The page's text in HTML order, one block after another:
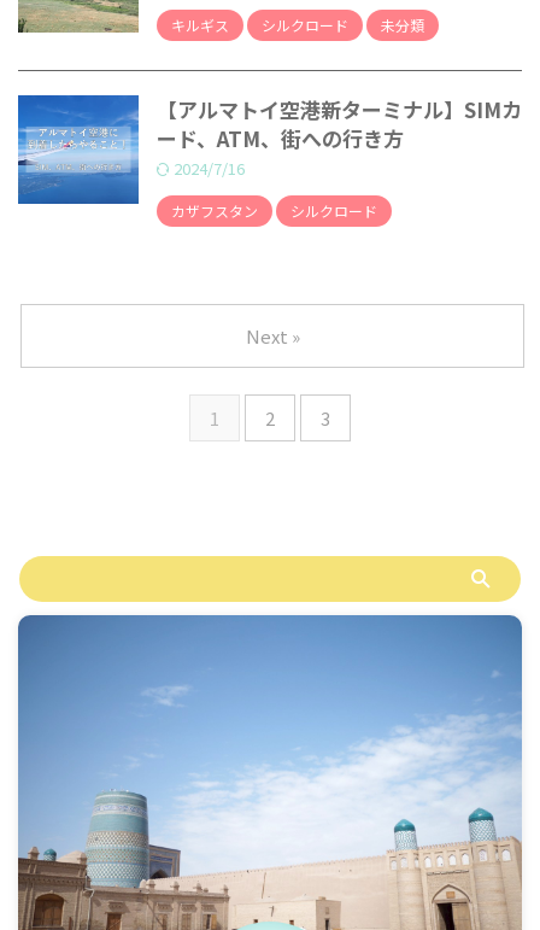
キルギス シルクロード 未分類
【アルマトイ空港新ターミナル】SIMカ
ード、ATM、街への行き方
2024/7/16
カザフスタン シルクロード
1 2 3
Next »